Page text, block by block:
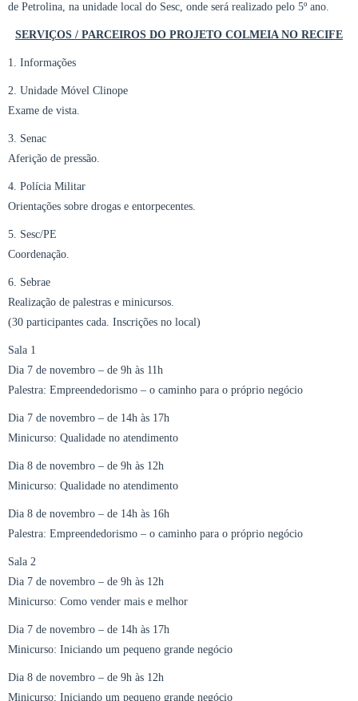
de Petrolina, na unidade local do Sesc, onde será realizado pelo 5º ano.
SERVIÇOS / PARCEIROS DO PROJETO COLMEIA NO RECIFE
1. Informações
2. Unidade Móvel Clinope
Exame de vista.
3. Senac
Aferição de pressão.
4. Polícia Militar
Orientações sobre drogas e entorpecentes.
5. Sesc/PE
Coordenação.
6. Sebrae
Realização de palestras e minicursos.
(30 participantes cada. Inscrições no local)
Sala 1
Dia 7 de novembro – de 9h às 11h
Palestra: Empreendedorismo – o caminho para o próprio negócio
Dia 7 de novembro – de 14h às 17h
Minicurso: Qualidade no atendimento
Dia 8 de novembro – de 9h às 12h
Minicurso: Qualidade no atendimento
Dia 8 de novembro – de 14h às 16h
Palestra: Empreendedorismo – o caminho para o próprio negócio
Sala 2
Dia 7 de novembro – de 9h às 12h
Minicurso: Como vender mais e melhor
Dia 7 de novembro – de 14h às 17h
Minicurso: Iniciando um pequeno grande negócio
Dia 8 de novembro – de 9h às 12h
Minicurso: Iniciando um pequeno grande negócio